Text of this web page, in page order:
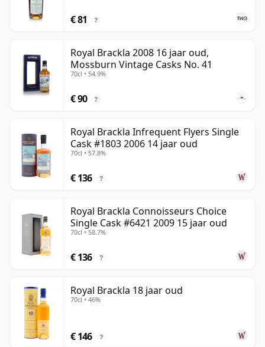
€ 81 ?
Royal Brackla 2008 16 jaar oud,
Mossburn Vintage Casks No. 41
70cl • 54.9%
€ 90 ?
Royal Brackla Infrequent Flyers Single
Cask #1803 2006 14 jaar oud
70cl • 57.8%
€ 136 ?
Royal Brackla Connoisseurs Choice
Single Cask #6421 2009 15 jaar oud
70cl • 58.7%
€ 136 ?
Royal Brackla 18 jaar oud
70cl • 46%
€ 146 ?